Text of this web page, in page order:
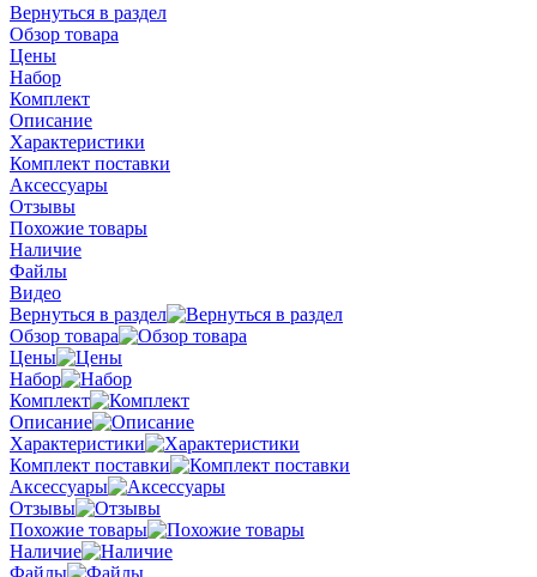
Вернуться в раздел
Обзор товара
Цены
Набор
Комплект
Описание
Характеристики
Комплект поставки
Аксессуары
Отзывы
Похожие товары
Наличие
Файлы
Видео
Вернуться в раздел
Обзор товара
Цены
Набор
Комплект
Описание
Характеристики
Комплект поставки
Аксессуары
Отзывы
Похожие товары
Наличие
Файлы